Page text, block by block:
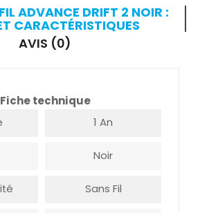
ADVANCE DRIFT 2 NOIR :
CARACTÉRISTIQUES
AVIS (0)
Fiche technique
1 An
Noir
Sans Fil